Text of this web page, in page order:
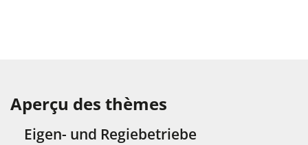
Aperçu des thèmes
Eigen- und Regiebetriebe